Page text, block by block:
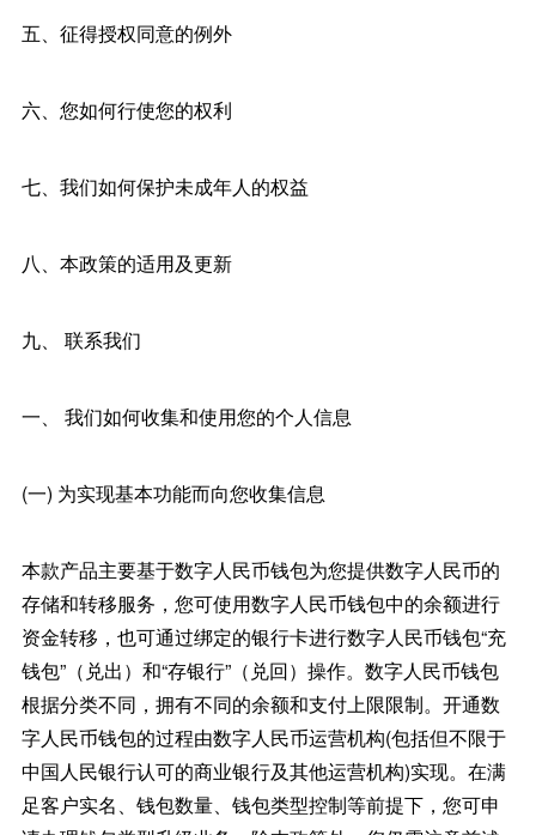
五、征得授权同意的例外
六、您如何行使您的权利
七、我们如何保护未成年人的权益
八、本政策的适用及更新
九、 联系我们
一、 我们如何收集和使用您的个人信息
(一) 为实现基本功能而向您收集信息
本款产品主要基于数字人民币钱包为您提供数字人民币的
存储和转移服务，您可使用数字人民币钱包中的余额进行
资金转移，也可通过绑定的银行卡进行数字人民币钱包“充
钱包”（兑出）和“存银行”（兑回）操作。数字人民币钱包
根据分类不同，拥有不同的余额和支付上限限制。开通数
字人民币钱包的过程由数字人民币运营机构(包括但不限于
中国人民银行认可的商业银行及其他运营机构)实现。在满
足客户实名、钱包数量、钱包类型控制等前提下，您可申